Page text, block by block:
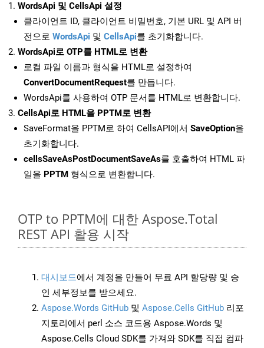
WordsApi 및 CellsApi 설정
클라이언트 ID, 클라이언트 비밀번호, 기본 URL 및 API 버
전으로 WordsApi 및 CellsApi를 초기화합니다.
WordsApi로 OTP를 HTML로 변환
로컬 파일 이름과 형식을 HTML로 설정하여
ConvertDocumentRequest를 만듭니다.
WordsApi를 사용하여 OTP 문서를 HTML로 변환합니다.
CellsApi로 HTML을 PPTM로 변환
SaveFormat을 PPTM로 하여 CellsAPI에서 SaveOption을
초기화합니다.
cellsSaveAsPostDocumentSaveAs를 호출하여 HTML 파
일을 PPTM 형식으로 변환합니다.
OTP to PPTM에 대한 Aspose.Total
REST API 활용 시작
대시보드에서 계정을 만들어 무료 API 할당량 및 승
인 세부정보를 받으세요.
Aspose.Words GitHub 및 Aspose.Cells GitHub 리포
지토리에서 perl 소스 코드용 Aspose.Words 및
Aspose.Cells Cloud SDK를 가져와 SDK를 직접 컴파